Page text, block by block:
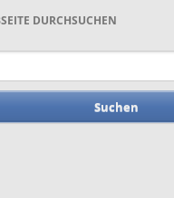
DURCHSUCHEN